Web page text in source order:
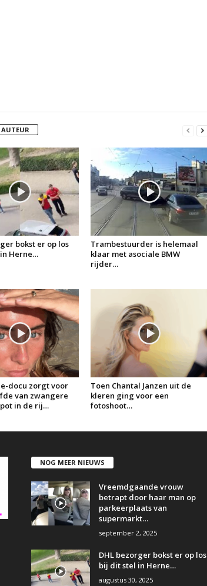
AUTEUR
bokst er op los
Herne…
Trambestuurder is helemaal
klaar met asociale BMW
rijder…
docu zorgt voor
van zwangere
in de rij…
Toen Chantal Janzen uit de
kleren ging voor een
fotoshoot…
NOG MEER NIEUWS
Vreemdgaande vrouw
betrapt door haar man op
parkeerplaats van
supermarkt…
september 2, 2025
DHL bezorger bokst er op los
bij dit stel in Herne…
augustus 30, 2025